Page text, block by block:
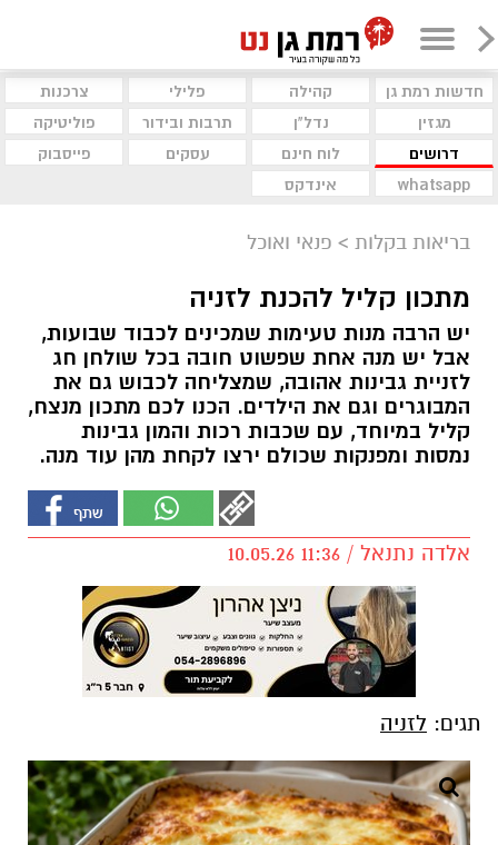
חדשות רמת גן קהילה פלילי
צרכנות
מגזין
נדל"ן תרבות ובידור
פוליטיקה
דרושים
לוח חינם עסקים
פייסבוק
whatsapp
אינדקס
בריאות בקלות > פנאי ואוכל
מתכון קליל להכנת לזניה
יש הרבה מנות טעימות שמכינים לכבוד שבועות,
אבל יש מנה אחת שפשוט חובה בכל שולחן חג
לזניית גבינות אהובה, שמצליחה לכבוש גם את
המבוגרים וגם את הילדים. הכנו לכם מתכון מנצח,
קליל במיוחד, עם שכבות רכות והמון גבינות
נמסות ומפנקות שכולם ירצו לקחת מהן עוד מנה.
אלדה נתנאל / 11:36 10.05.26
תגים: לזניה